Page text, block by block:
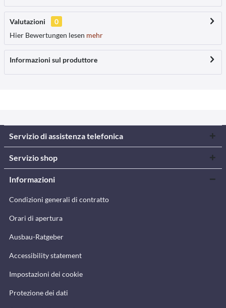
Valutazioni
0
Hier Bewertungen lesen mehr
Informazioni sul produttore
Servizio di assistenza telefonica
Servizio shop
Informazioni
Condizioni generali di contratto
Orari di apertura
Ausbau-Ratgeber
Accessibility statement
Impostazioni dei cookie
Protezione dei dati